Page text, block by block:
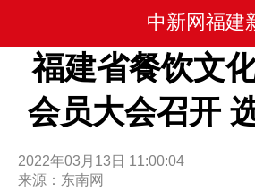
中新网福建
福建省餐饮文
会员大会召开
2022年03月13日 11:00:04
来源：东南网